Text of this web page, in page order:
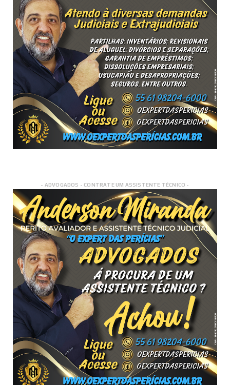
- ADVOGADOS - CONTRATE UM ASSISTENTE TÉCNICO -